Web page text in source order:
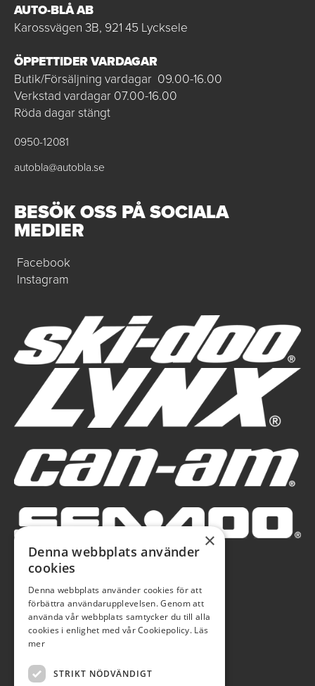
AUTO-BLÅ AB
Karossvägen 3B, 921 45 Lycksele
ÖPPETTIDER VARDAGAR
Butik/Försäljning vardagar 09.00-16.00
Verkstad vardagar 07.00-16.00
Röda dagar stängt
0950-12081
autobla@autobla.se
BESÖK OSS PÅ SOCIALA
MEDIER
Facebook
Instagram
×
Denna webbplats använder
cookies
Denna webbplats använder cookies för att
förbättra användarupplevelsen. Genom att
använda vår webbplats samtycker du till alla
cookies i enlighet med vår Cookiepolicy. Läs
mer
STRIKT NÖDVÄNDIGT